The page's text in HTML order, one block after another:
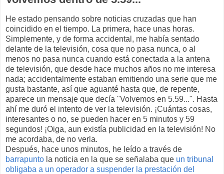
He estado pensando sobre noticias cruzadas que han
coincidido en el tiempo. La primera, hace unas horas.
Simplemente, y de forma accidental, me había sentado
delante de la televisión, cosa que no pasa nunca, o al
menos no pasa nunca cuando está conectada a la antena
de televisión, que desde hace muchos años no me interesa
nada; accidentalmente estaban emitiendo una serie que me
gusta bastante, así que aguanté hasta que, de repente,
aparece un mensaje que decía "Volvemos en 5.59...". Hasta
ahí me duró el intento de ver la televisión. ¡Cuántas cosas,
interesantes o no, se pueden hacer en 5 minutos y 59
segundos! ¡Oiga, aun existía publicidad en la televisión! No
me acordaba, de no verla.
Después, hace unos minutos, he leído a través de
barrapunto la noticia en la que se señalaba que un tribunal
obligaba a un operador a suspender la prestación del